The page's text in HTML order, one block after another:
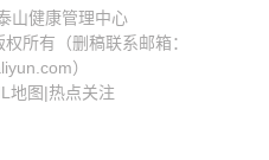
山健康管理中心
所有（删稿联系邮箱：
）
地图|热点关注